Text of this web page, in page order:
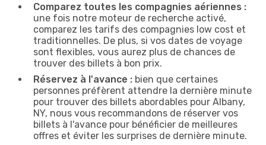
Comparez toutes les compagnies aériennes :
une fois notre moteur de recherche activé,
comparez les tarifs des compagnies low cost et
traditionnelles. De plus, si vos dates de voyage
sont flexibles, vous aurez plus de chances de
trouver des billets à bon prix.
Réservez à l'avance : bien que certaines
personnes préfèrent attendre la dernière minute
pour trouver des billets abordables pour Albany,
NY, nous vous recommandons de réserver vos
billets à l'avance pour bénéficier de meilleures
offres et éviter les surprises de dernière minute.